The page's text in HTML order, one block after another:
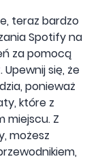
teraz bardzo
Spotify na
za pomocą
. Upewnij się, że
ponieważ
które z
miejscu. Z
możesz